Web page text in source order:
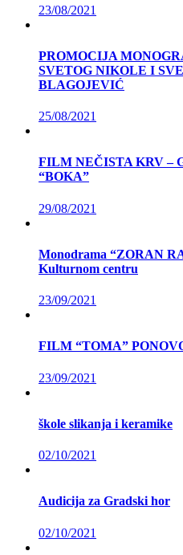
23/08/2021
PROMOCIJA
SVETOG NIKOLE I
BLAGOJEVIĆ
25/08/2021
FILM NEČISTA KRV –
“BOKA”
29/08/2021
Monodrama “ZORAN
Kulturnom centru
23/09/2021
FILM “TOMA”
23/09/2021
škole slikanja i keramike
02/10/2021
Audicija za Gradski hor
02/10/2021